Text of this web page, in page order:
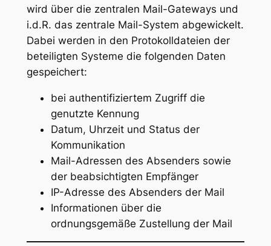
wird über die zentralen Mail-Gateways und
i.d.R. das zentrale Mail-System abgewickelt.
Dabei werden in den Protokolldateien der
beteiligten Systeme die folgenden Daten
gespeichert:
bei authentifiziertem Zugriff die
genutzte Kennung
Datum, Uhrzeit und Status der
Kommunikation
Mail-Adressen des Absenders sowie
der beabsichtigten Empfänger
IP-Adresse des Absenders der Mail
Informationen über die
ordnungsgemäße Zustellung der Mail